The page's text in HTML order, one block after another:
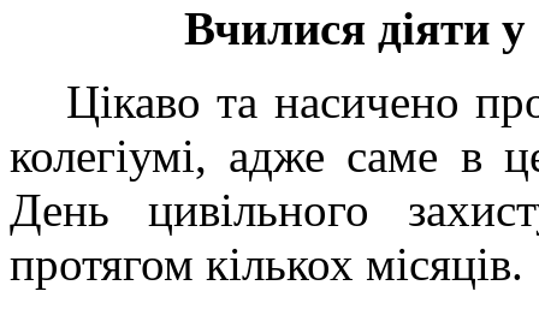
Вчилися діяти у
Цікаво та насичено
колегіумі, адже саме в
День цивільного
протягом кількох місяців.